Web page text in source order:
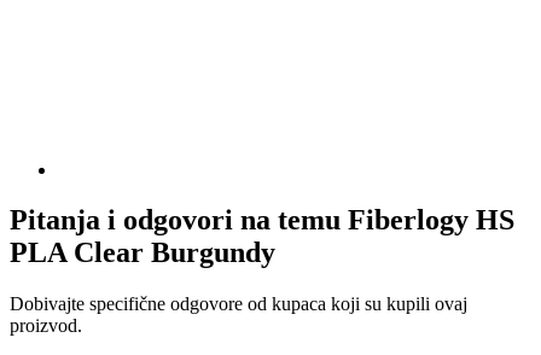
Pitanja i odgovori na temu Fiberlogy HS
PLA Clear Burgundy
Dobivajte specifične odgovore od kupaca koji su kupili ovaj
proizvod.